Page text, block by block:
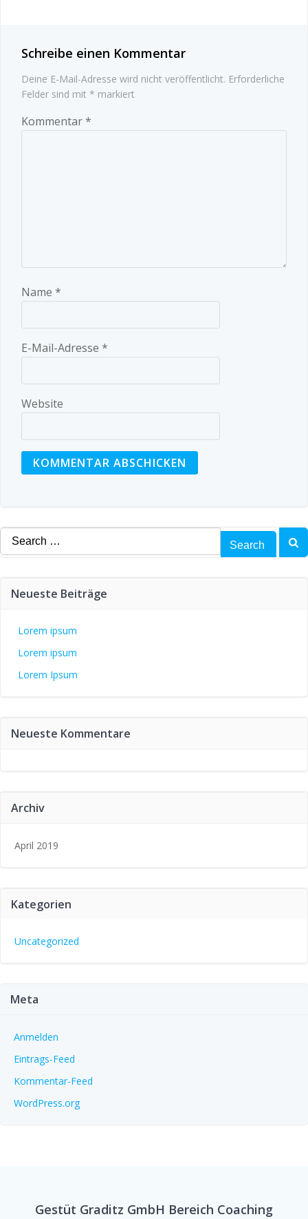
Schreibe einen Kommentar
Deine E-Mail-Adresse wird nicht veröffentlicht. Erforderliche
Felder sind mit * markiert
Kommentar*
Name *
E-Mail-Adresse *
Website
Search
for:
Neueste Beiträge
Lorem ipsum
Lorem ipsum
Lorem Ipsum
Neueste Kommentare
Archiv
April 2019
Kategorien
Uncategorized
Meta
Anmelden
Eintrags-Feed
Kommentar-Feed
WordPress.org
Gestüt Graditz GmbH Bereich Coaching